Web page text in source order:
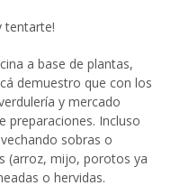
tentarte!
a base de plantas,
demuestro que con los
y mercado
preparaciones. Incluso
sobras o
(arroz, mijo, porotos ya
o hervidas.